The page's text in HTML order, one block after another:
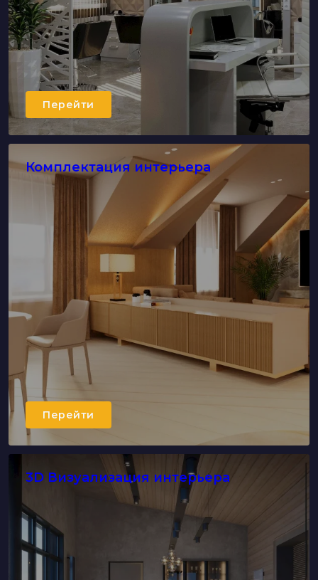
Перейти
Комплектация интерьера
Перейти
3D Визуализация интерьера